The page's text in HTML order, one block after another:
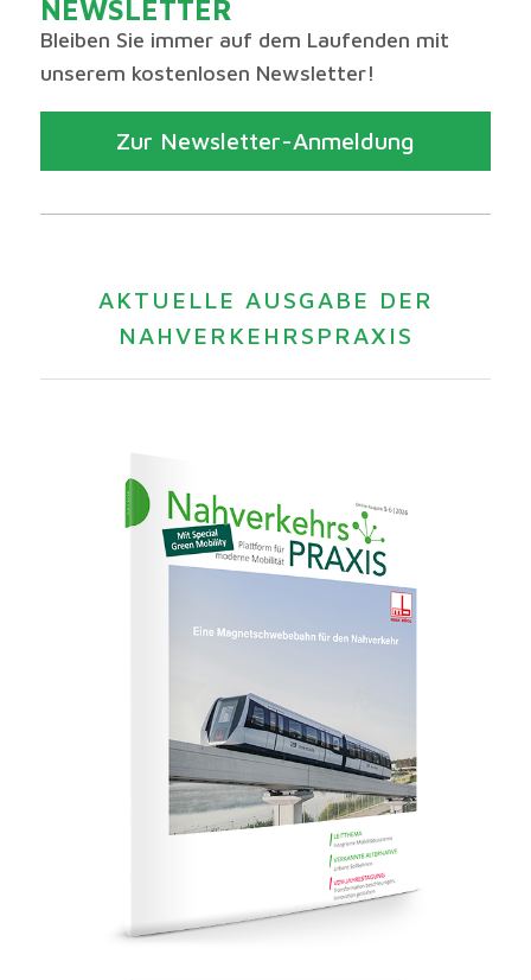
NEWSLETTER
Bleiben Sie immer auf dem Laufenden mit
unserem kostenlosen Newsletter!
Zur Newsletter-Anmeldung
AKTUELLE AUSGABE DER
NAHVERKEHRSPRAXIS